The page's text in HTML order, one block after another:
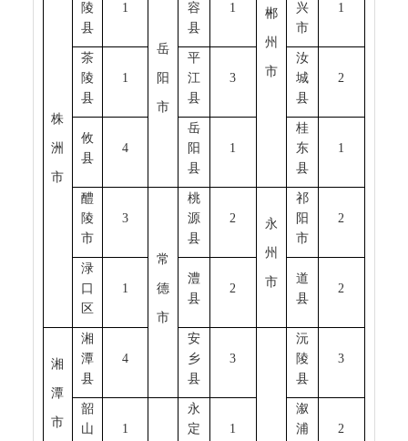
郴
州
市
株
洲
市
陵
县
1
岳
阳
市
容
县
1
兴
市
1
茶
陵
县
1
平
江
县
3
汝
城
县
2
攸
县
4
岳
阳
县
1
桂
东
县
1
醴
陵
市
3
常
德
市
桃
源
县
2 永
州
市
祁
阳
市
2
渌
口
区
1
澧
县
2
道
县
2
湘
潭
市
湘
潭
县
4
安
乡
县
3
沅
陵
县
3
韶
山
1
永
定
1
溆
浦
2